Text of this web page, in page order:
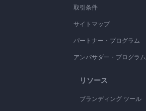
取引条件
サイトマップ
パートナー・プログラム
アンバサダー・プログラム
リソース
ブランディング ツール